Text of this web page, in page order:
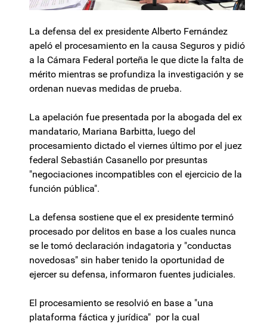
La defensa del ex presidente Alberto Fernández
apeló el procesamiento en la causa Seguros y pidió
a la Cámara Federal porteña le que dicte la falta de
mérito mientras se profundiza la investigación y se
ordenan nuevas medidas de prueba.
La apelación fue presentada por la abogada del ex
mandatario, Mariana Barbitta, luego del
procesamiento dictado el viernes último por el juez
federal Sebastián Casanello por presuntas
"negociaciones incompatibles con el ejercicio de la
función pública".
La defensa sostiene que el ex presidente terminó
procesado por delitos en base a los cuales nunca
se le tomó declaración indagatoria y "conductas
novedosas" sin haber tenido la oportunidad de
ejercer su defensa, informaron fuentes judiciales.
El procesamiento se resolvió en base a "una
plataforma fáctica y jurídica" por la cual